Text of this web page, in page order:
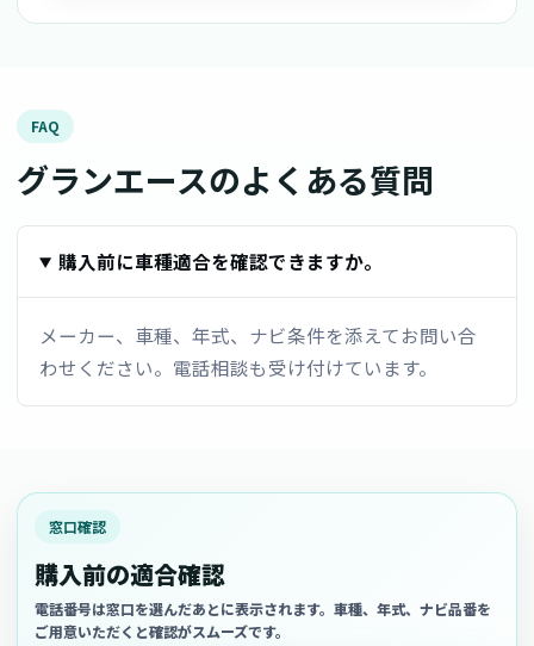
FAQ
グランエースのよくある質問
購入前に車種適合を確認できますか。
メーカー、車種、年式、ナビ条件を添えてお問い合
わせください。電話相談も受け付けています。
窓口確認
購入前の適合確認
電話番号は窓口を選んだあとに表示されます。車種、年式、ナビ品番を
ご用意いただくと確認がスムーズです。